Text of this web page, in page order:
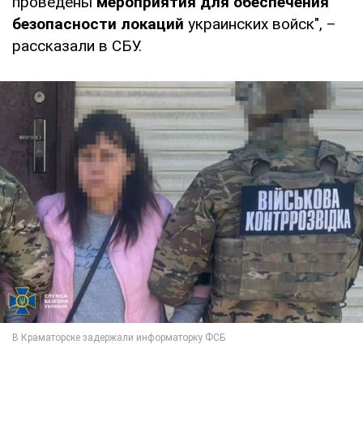
безопасности локаций украинских войск", –
рассказали в СБУ.